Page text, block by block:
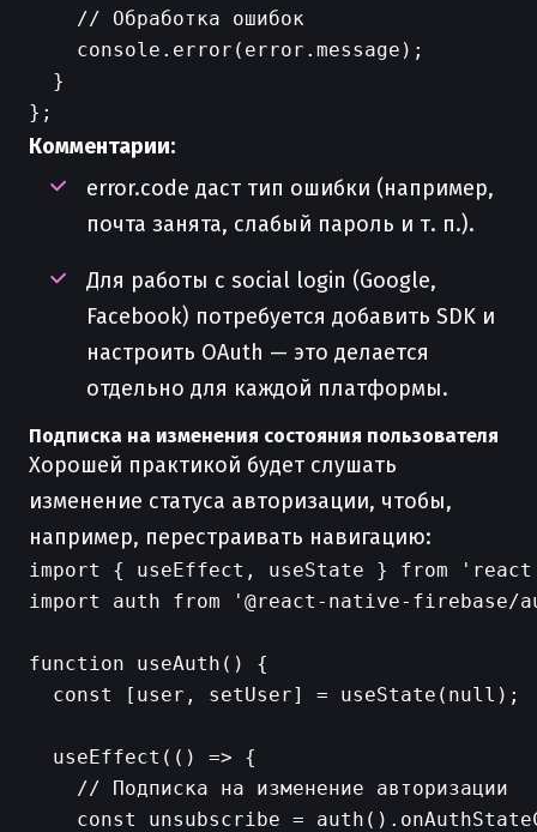
    // Обработка ошибок
    console.error(error.message);
  }
Комментарии:
error.code даст тип ошибки (например,
почта занята, слабый пароль и т. п.).
Для работы с social login (Google,
Facebook) потребуется добавить SDK и
настроить OAuth — это делается
отдельно для каждой платформы.
Подписка на изменения состояния пользователя
Хорошей практикой будет слушать
изменение статуса авторизации, чтобы,
например, перестраивать навигацию:
import { useEffect, useState } from
import auth from '@react-native-firebase/
function useAuth() {
  const [user, setUser] = useState(null);
  useEffect(() => {
    // Подписка на изменение авторизации
const unsubscribe =